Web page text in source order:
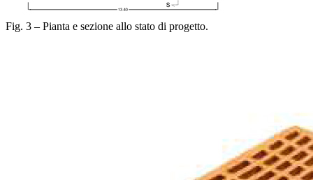
Fig. 3 – Pianta e sezione allo stato di progetto.